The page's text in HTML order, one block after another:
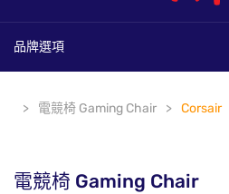
品牌選項
電競椅 Gaming Chair Corsair
電競椅 Gaming Chair